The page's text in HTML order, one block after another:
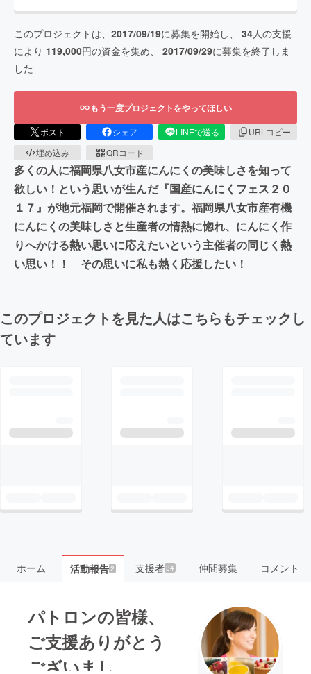
このプロジェクトは、 2017/09/19に募集を開始し、 34人の支援
により 119,000円の資金を集め、 2017/09/29に募集を終了しま
した
もう一度プロジェクトをやってほしい
ポスト シェア LINEで送る
URLコピー
埋め込み
QRコード
多くの人に福岡県八女市産にんにくの美味しさを知って
欲しい！という思いが生んだ『国産にんにくフェス２０
１７』が地元福岡で開催されます。福岡県八女市産有機
にんにくの美味しさと生産者の情熱に惚れ、にんにく作
りへかける熱い思いに応えたいという主催者の同じく熱
い思い！！ その思いに私も熱く応援したい！
このプロジェクトを見た人はこちらもチェックし
ています
ホーム 活動報告2 支援者34 仲間募集 コメント
パトロンの皆様、
ご支援ありがとう
ございまし